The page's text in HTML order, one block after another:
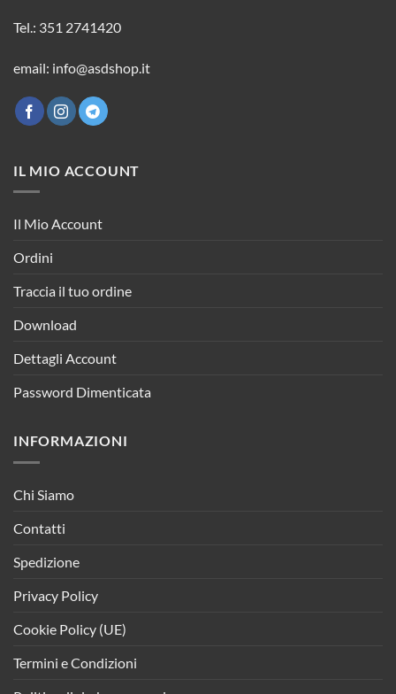
Tel.: 351 2741420
email: info@asdshop.it
IL MIO ACCOUNT
Il Mio Account
Ordini
Traccia il tuo ordine
Download
Dettagli Account
Password Dimenticata
INFORMAZIONI
Chi Siamo
Contatti
Spedizione
Privacy Policy
Cookie Policy (UE)
Termini e Condizioni